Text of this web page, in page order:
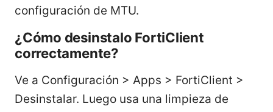
configuración de MTU.
¿Cómo desinstalo FortiClient
correctamente?
Ve a Configuración > Apps > FortiClient >
Desinstalar. Luego usa una limpieza de